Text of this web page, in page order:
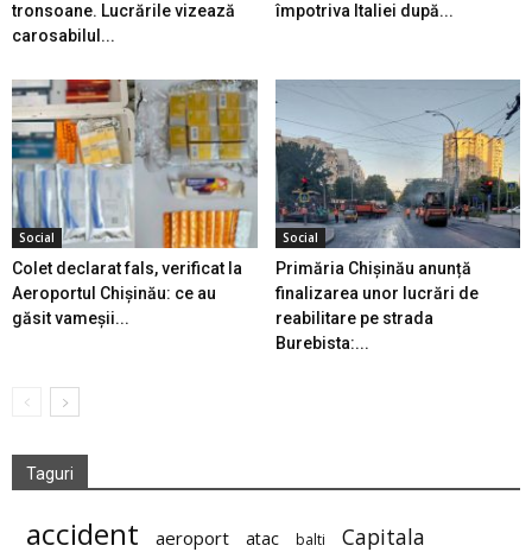
tronsoane. Lucrările vizează
carosabilul...
împotriva Italiei după...
Social
Colet declarat fals, verificat la
Aeroportul Chișinău: ce au
găsit vameșii...
Social
Primăria Chișinău anunță
finalizarea unor lucrări de
reabilitare pe strada
Burebista:...
Taguri
accident aeroport atac balti Capitala